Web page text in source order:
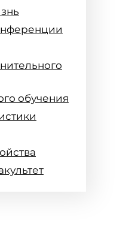
обучения